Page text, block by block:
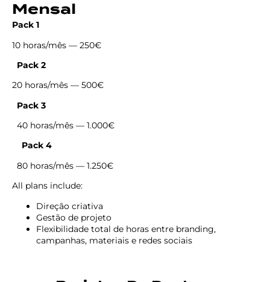
Mensal
Pack 1
10 horas/mês — 250€
Pack 2
20 horas/mês — 500€
Pack 3
40 horas/mês — 1.000€
Pack 4
80 horas/mês — 1.250€
All plans include:
Direção criativa
Gestão de projeto
Flexibilidade total de horas entre branding,
campanhas, materiais e redes sociais